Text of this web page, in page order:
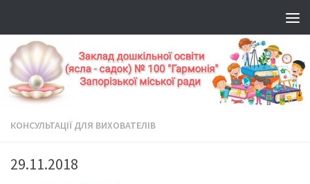
КОНСУЛЬТАЦІЇ ДЛЯ ВИХОВАТЕЛІВ
29.11.2018